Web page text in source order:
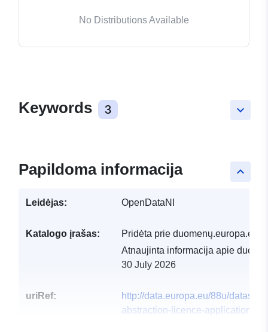
No Distributions Available
keyboard_arrow_down
Keywords 3
keyboard_arrow_up
Papildoma informacija
Leidėjas: OpenDataNI
Katalogo įrašas: Pridėta prie duomenų.europa.eu:
Atnaujinta informacija apie
30 July 2026
uriRef:
http://data.europa.eu/88u/dataset/
abstraction-licence-application-